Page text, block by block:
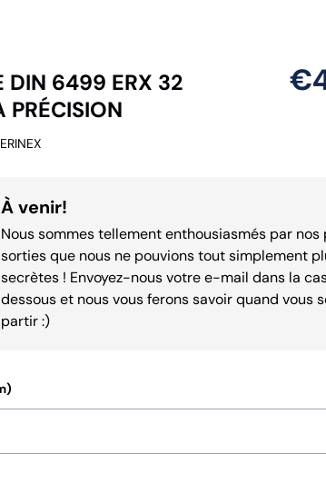
DIN 6499 ERX 32
PRÉCISION
À venir!
Nous sommes tellement enthousiasmés par nos
sorties que nous ne pouvions tout simplement
secrètes ! Envoyez-nous votre e-mail dans la
dessous et nous vous ferons savoir quand vous
partir :)